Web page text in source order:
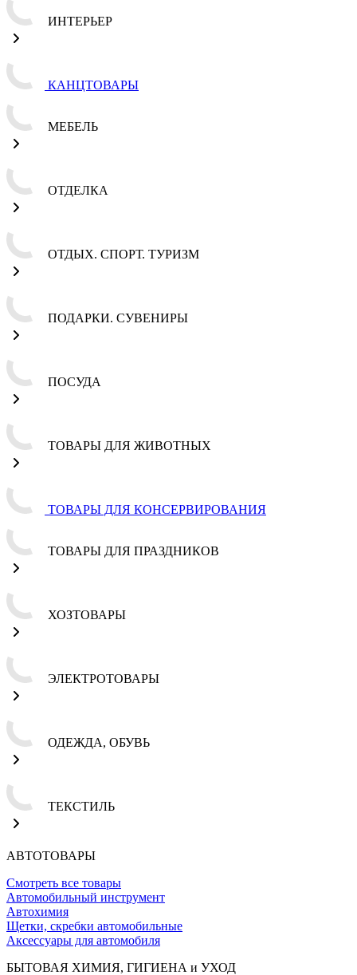
ИНТЕРЬЕР
КАНЦТОВАРЫ
МЕБЕЛЬ
ОТДЕЛКА
ОТДЫХ. СПОРТ. ТУРИЗМ
ПОДАРКИ. СУВЕНИРЫ
ПОСУДА
ТОВАРЫ ДЛЯ ЖИВОТНЫХ
ТОВАРЫ ДЛЯ КОНСЕРВИРОВАНИЯ
ТОВАРЫ ДЛЯ ПРАЗДНИКОВ
ХОЗТОВАРЫ
ЭЛЕКТРОТОВАРЫ
ОДЕЖДА, ОБУВЬ
ТЕКСТИЛЬ
АВТОТОВАРЫ
Смотреть все товары
Автомобильный инструмент
Автохимия
Щетки, скребки автомобильные
Аксессуары для автомобиля
БЫТОВАЯ ХИМИЯ, ГИГИЕНА и УХОД